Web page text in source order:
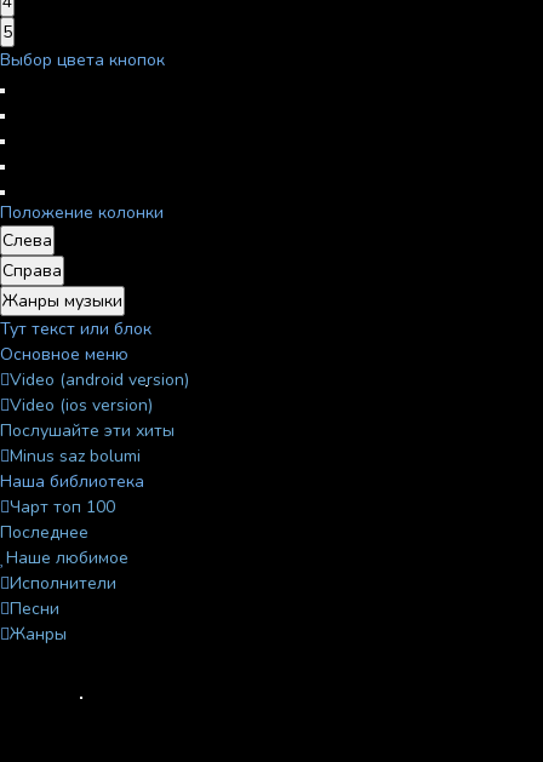
5
Выбор цвета кнопок
Положение колонки
Слева
Справа
Жанры музыки
Тут текст или блок
Основное меню
Video (android version)
Video (ios version)
Послушайте эти хиты
Minus saz bolumi
Наша библиотека
Чарт топ 100
Последнее
Наше любимое
Исполнители
Песни
Жанры